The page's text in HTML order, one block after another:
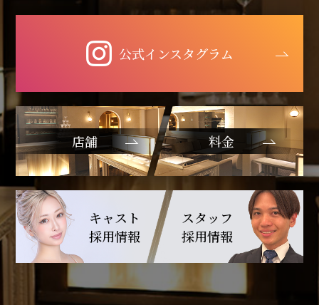
公式インスタグラム
店舗 料金
キャスト
採用情報
スタッフ
採用情報